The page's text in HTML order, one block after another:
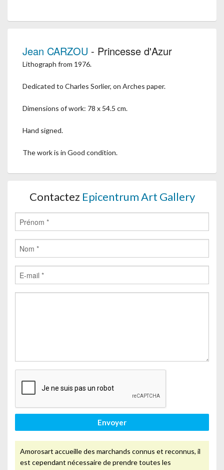
Jean CARZOU - Princesse d'Azur
Lithograph from 1976.
Dedicated to Charles Sorlier, on Arches paper.
Dimensions of work: 78 x 54.5 cm.
Hand signed.
The work is in Good condition.
Contactez Epicentrum Art Gallery
Envoyer
Amorosart accueille des marchands connus et reconnus, il
est cependant nécessaire de prendre toutes les